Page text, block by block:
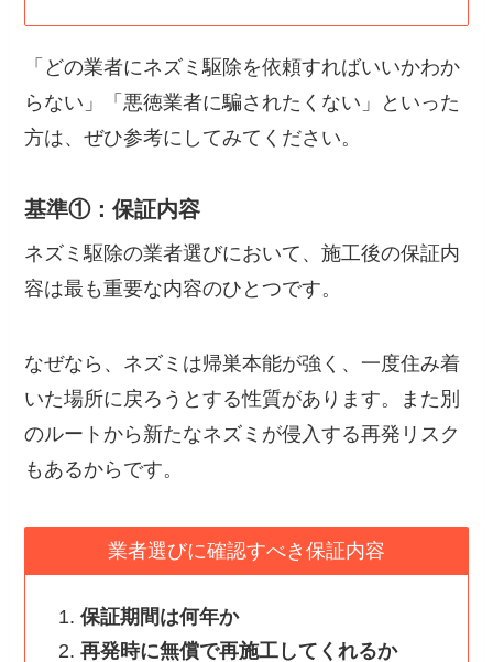
「どの業者にネズミ駆除を依頼すればいいかわか
らない」「悪徳業者に騙されたくない」といった
方は、ぜひ参考にしてみてください。
基準①：保証内容
ネズミ駆除の業者選びにおいて、施工後の保証内
容は最も重要な内容のひとつです。
なぜなら、ネズミは帰巣本能が強く、一度住み着
いた場所に戻ろうとする性質があります。また別
のルートから新たなネズミが侵入する再発リスク
もあるからです。
業者選びに確認すべき保証内容
保証期間は何年か
再発時に無償で再施工してくれるか